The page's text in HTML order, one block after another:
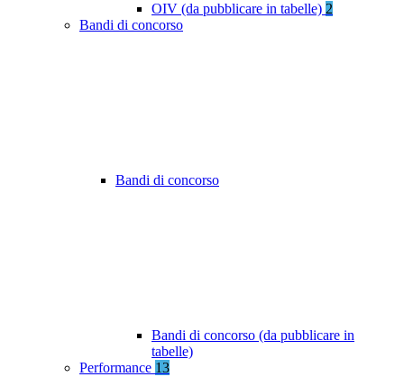
OIV (da pubblicare in tabelle) 2
Bandi di concorso
Bandi di concorso
Bandi di concorso (da pubblicare in
tabelle)
Performance 13